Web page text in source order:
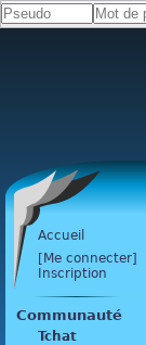
Accueil
[Me connecter]
Inscription
Communauté
Tchat